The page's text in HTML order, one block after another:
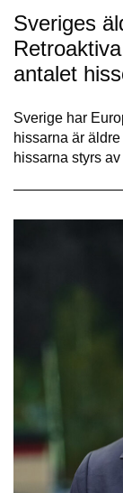
Sveriges
antalet
Sverige har
hissarna är
hissarna styrs